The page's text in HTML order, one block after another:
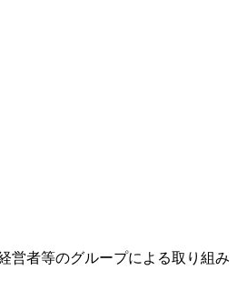
営者等のグループによる取り組み